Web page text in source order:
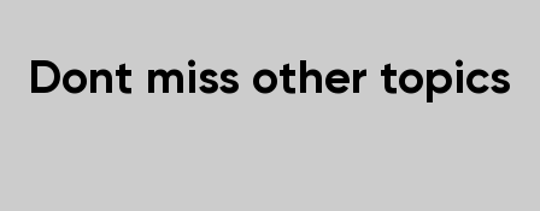
Dont miss other topics